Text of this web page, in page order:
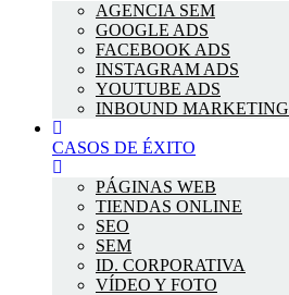
AGENCIA SEM
GOOGLE ADS
FACEBOOK ADS
INSTAGRAM ADS
YOUTUBE ADS
INBOUND MARKETING
CASOS DE ÉXITO
PÁGINAS WEB
TIENDAS ONLINE
SEO
SEM
ID. CORPORATIVA
VÍDEO Y FOTO